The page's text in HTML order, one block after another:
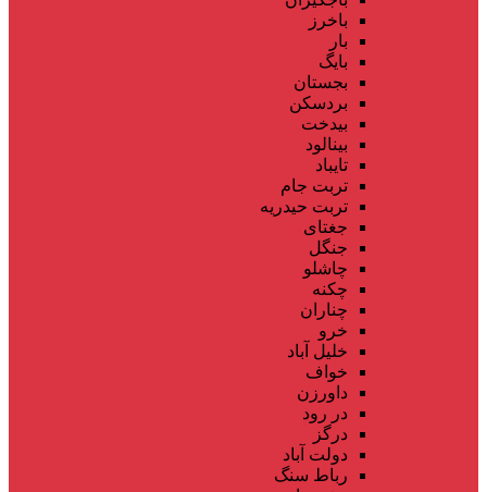
باخرز
بار
بایگ
بجستان
بردسکن
بیدخت
بینالود
تایباد
تربت جام
تربت حیدریه
جغتای
جنگل
چاشلو
چکنه
چناران
خرو
خلیل آباد
خواف
داورزن
در رود
درگز
دولت آباد
رباط سنگ